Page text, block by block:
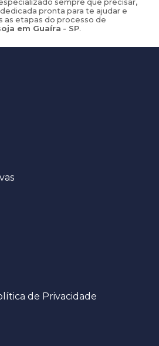
sempre que precisar,
pronta para te ajudar e
as etapas do processo de
em Guaíra - SP.
de Privacidade